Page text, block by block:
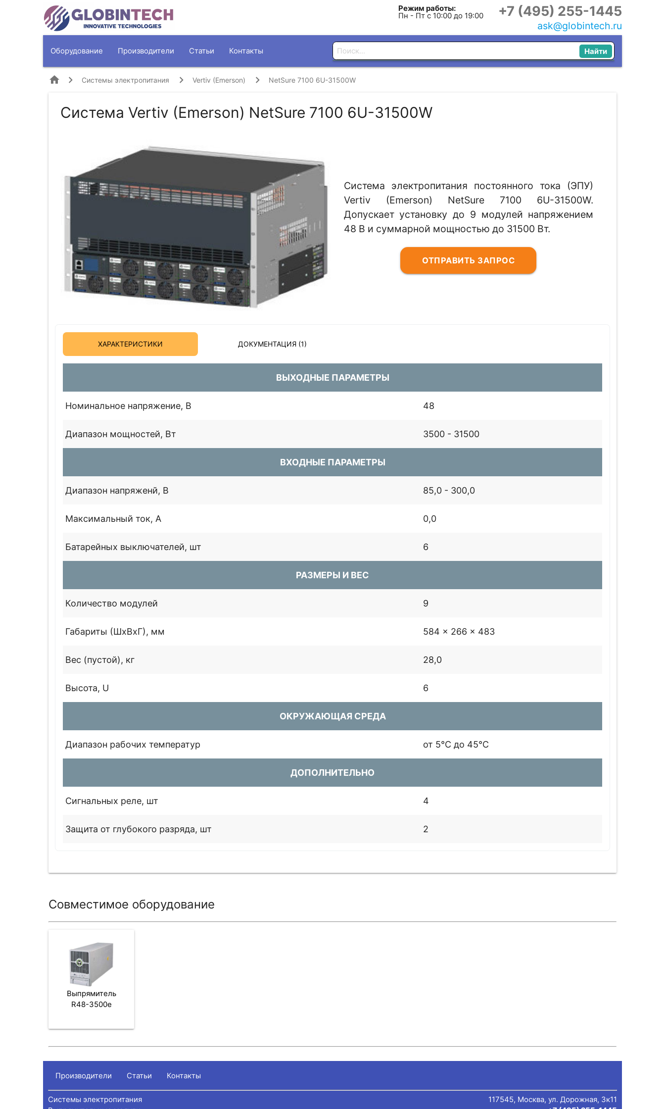
Режим работы:
Пн - Пт с 10:00 до 19:00 +7 (495) 255-1445
ask@globintech.ru
Оборудование Производители Статьи Контакты Найти
home Системы электропитания Vertiv (Emerson) NetSure 7100 6U-31500W
Система Vertiv (Emerson) NetSure 7100 6U-31500W
Система электропитания постоянного тока (ЭПУ)
Vertiv (Emerson) NetSure 7100 6U-31500W.
Допускает установку до 9 модулей напряжением
48 В и суммарной мощностью до 31500 Вт.
ОТПРАВИТЬ ЗАПРОС
ХАРАКТЕРИСТИКИ ДОКУМЕНТАЦИЯ (1)
ВЫХОДНЫЕ ПАРАМЕТРЫ
Номинальное напряжение, В 48
Диапазон мощностей, Вт 3500 - 31500
ВХОДНЫЕ ПАРАМЕТРЫ
Диапазон напряженй, В 85,0 - 300,0
Максимальный ток, А 0,0
Батарейных выключателей, шт 6
РАЗМЕРЫ И ВЕС
Количество модулей 9
Габариты (ШхВхГ), мм 584 x 266 x 483
Вес (пустой), кг 28,0
Высота, U 6
ОКРУЖАЮЩАЯ СРЕДА
Диапазон рабочих температур от 5°C до 45°C
ДОПОЛНИТЕЛЬНО
Сигнальных реле, шт 4
Защита от глубокого разряда, шт 2
Совместимое оборудование
Выпрямитель
R48-3500e
Производители Статьи Контакты
Системы электропитания
117545, Москва, ул. Дорожная, 3к11